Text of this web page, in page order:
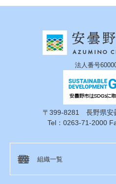
法人番号
〒399-8281 長野県安
Tel：0263-71-2000
組織一覧